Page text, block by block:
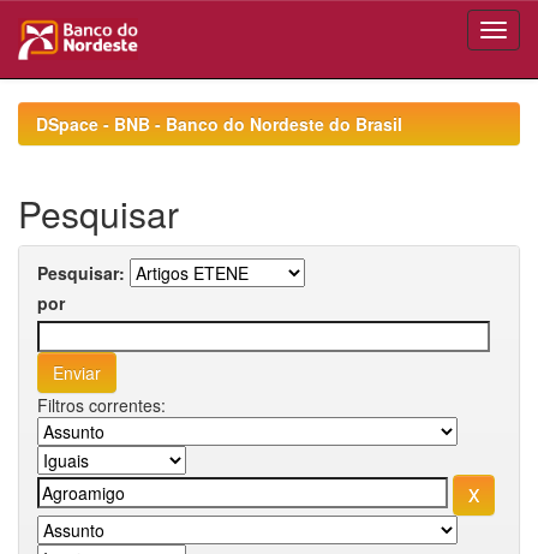
navigationDSpace - BNB - Banco do Nordeste do Brasil
Pesquisar
Pesquisar:
por
Filtros correntes: